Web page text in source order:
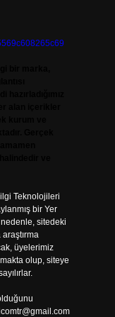
Teknolojileri
bir Yer
sitedeki
üyelerimiz
olup, siteye